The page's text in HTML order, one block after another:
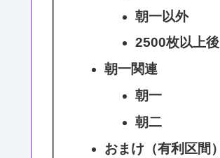
朝一以外
2500枚以上後
朝一関連
朝一
朝二
おまけ（有利区間）